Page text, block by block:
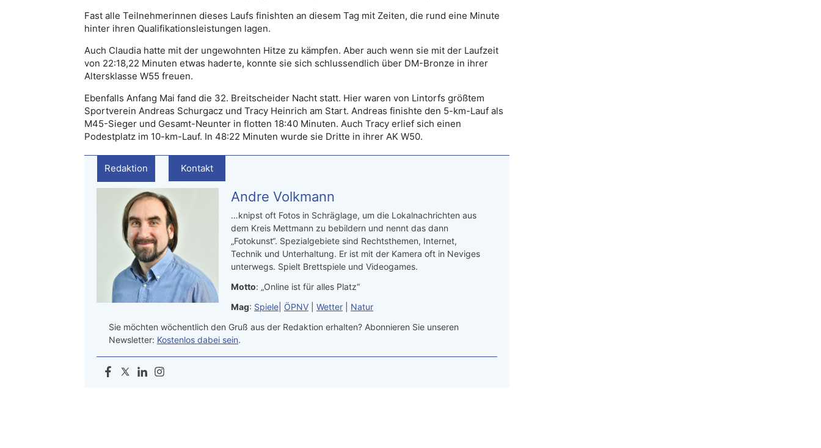
Fast alle Teilnehmerinnen dieses Laufs finishten an diesem Tag mit Zeiten, die rund eine Minute
hinter ihren Qualifikationsleistungen lagen.
Auch Claudia hatte mit der ungewohnten Hitze zu kämpfen. Aber auch wenn sie mit der Laufzeit
von 22:18,22 Minuten etwas haderte, konnte sie sich schlussendlich über DM-Bronze in ihrer
Altersklasse W55 freuen.
Ebenfalls Anfang Mai fand die 32. Breitscheider Nacht statt. Hier waren von Lintorfs größtem
Sportverein Andreas Schurgacz und Tracy Heinrich am Start. Andreas finishte den 5-km-Lauf als
M45-Sieger und Gesamt-Neunter in flotten 18:40 Minuten. Auch Tracy erlief sich einen
Podestplatz im 10-km-Lauf. In 48:22 Minuten wurde sie Dritte in ihrer AK W50.
Redaktion Kontakt
Andre Volkmann
…knipst oft Fotos in Schräglage, um die Lokalnachrichten aus
dem Kreis Mettmann zu bebildern und nennt das dann
„Fotokunst“. Spezialgebiete sind Rechtsthemen, Internet,
Technik und Unterhaltung. Er ist mit der Kamera oft in Neviges
unterwegs. Spielt Brettspiele und Videogames.
Motto: „Online ist für alles Platz“
Mag: Spiele ÖPNV Wetter
Natur
Sie möchten wöchentlich den Gruß aus der Redaktion erhalten? Abonnieren Sie unseren
Newsletter: Kostenlos dabei sein.